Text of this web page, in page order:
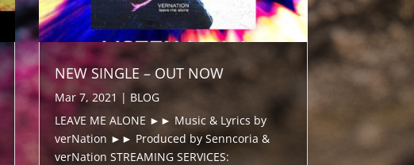
NEW SINGLE – OUT NOW
Mar 7, 2021 | BLOG
LEAVE ME ALONE ►► Music & Lyrics by
verNation ►► Produced by Senncoria &
verNation STREAMING SERVICES: